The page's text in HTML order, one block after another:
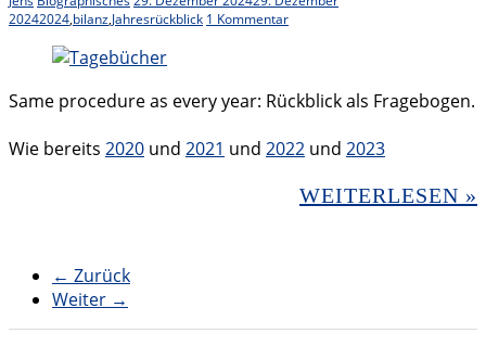
20242024,bilanz,Jahresrückblick 1 Kommentar
Same procedure as every year: Rückblick als Fragebogen.
Wie bereits 2020 und 2021 und 2022 und 2023
WEITERLESEN »
← Zurück
Weiter →